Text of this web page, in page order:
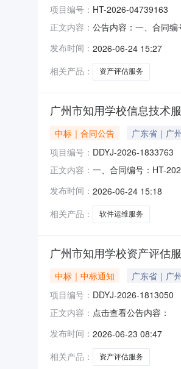
项目编号： HT-2026-04739163
正文内容： 公告内容：一、合同
限公司地址：寺右新
发布时间： 2026-06-24 15:27
相关产品：
资产评估服务
广州市知用学校信息技术
中标｜合同公告 广东省｜广
项目编号： DDYJ-2026-1833763
正文内容： 一、合同编号：HT-
睿教育技术有限公司
发布时间： 2026-06-24 15:18
相关产品：
软件运维服务
广州市知用学校资产评估
中标｜中标通知 广东省｜广
项目编号： DDYJ-2026-1813050
正文内容： 点击查看公告内容：
发布时间： 2026-06-23 08:47
相关产品：
资产评估服务